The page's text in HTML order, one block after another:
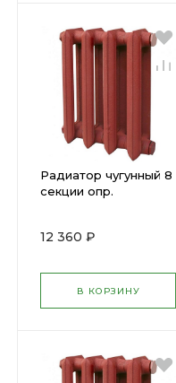
Радиатор чугунный 8
секции опр.
12 360 ₽
В КОРЗИНУ